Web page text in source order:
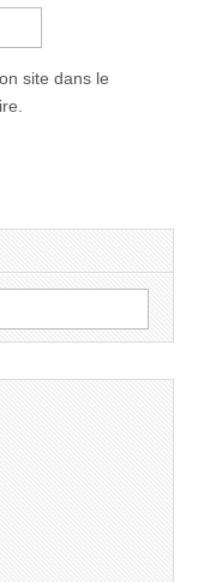
site dans le